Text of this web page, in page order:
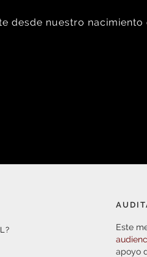
desde nuestro nacimiento
Este
apoyo